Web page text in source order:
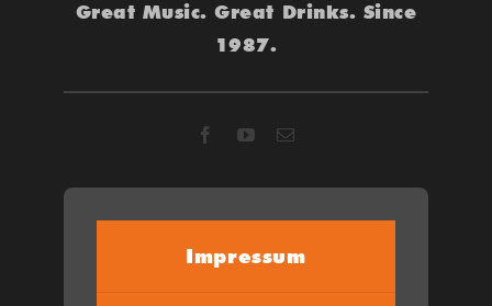
Great Music. Great Drinks. Since
1987.
Impressum